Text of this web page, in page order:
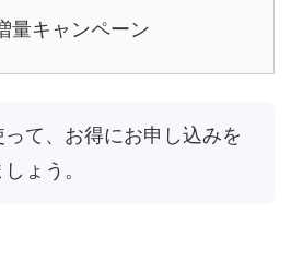
量キャンペーン
って、お得にお申し込みを
ょう。